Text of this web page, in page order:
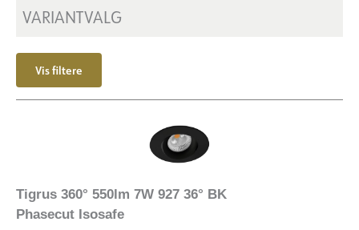
Montering
VARIANTVALG
Vis filtere
Tigrus 360° 550lm 7W 927 36° BK
Phasecut Isosafe